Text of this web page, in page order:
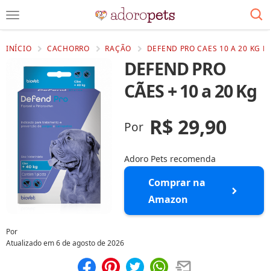
INÍCIO CACHORRO RAÇÃO DEFEND PRO CAES 10 A 20 KG P
DEFEND PRO
CÃES + 10 a 20 Kg
Por R$ 29,90
Adoro Pets recomenda
Comprar na
Amazon
Por
Atualizado em6 de agosto de 2026